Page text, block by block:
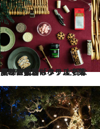
2017.11.29
クリスマスはホテルで華やかに楽しもう！ 上質な美味が揃う「クリスマスギフト」篇
旅＆お出かけ